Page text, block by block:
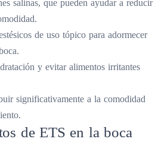
salinas, que pueden ayudar a reducir
de uso tópico para adormecer
y evitar alimentos irritantes
significativamente a la comodidad
de ETS en la boca